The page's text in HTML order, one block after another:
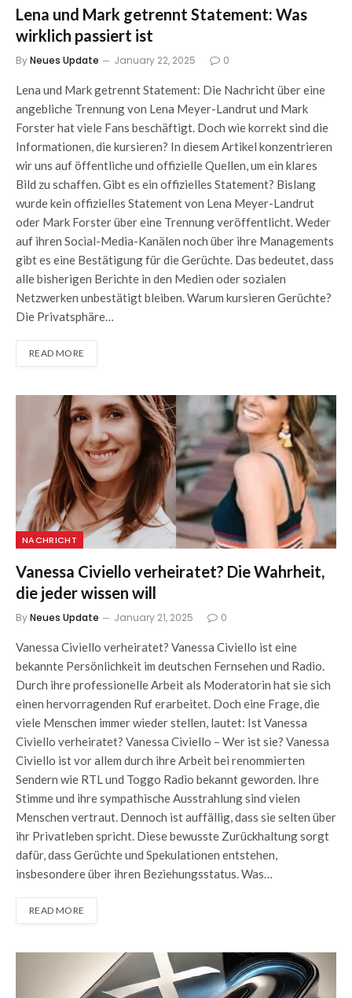
Lena und Mark getrennt Statement: Was
wirklich passiert ist
ByNeues Update January 22, 2025 0
Lena und Mark getrennt Statement: Die Nachricht über eine
angebliche Trennung von Lena Meyer-Landrut und Mark
Forster hat viele Fans beschäftigt. Doch wie korrekt sind die
Informationen, die kursieren? In diesem Artikel konzentrieren
wir uns auf öffentliche und offizielle Quellen, um ein klares
Bild zu schaffen. Gibt es ein offizielles Statement? Bislang
wurde kein offizielles Statement von Lena Meyer-Landrut
oder Mark Forster über eine Trennung veröffentlicht. Weder
auf ihren Social-Media-Kanälen noch über ihre Managements
gibt es eine Bestätigung für die Gerüchte. Das bedeutet, dass
alle bisherigen Berichte in den Medien oder sozialen
Netzwerken unbestätigt bleiben. Warum kursieren Gerüchte?
Die Privatsphäre…
READ MORE
NACHRICHT
Vanessa Civiello verheiratet? Die Wahrheit,
die jeder wissen will
ByNeues Update January 21, 2025 0
Vanessa Civiello verheiratet? Vanessa Civiello ist eine
bekannte Persönlichkeit im deutschen Fernsehen und Radio.
Durch ihre professionelle Arbeit als Moderatorin hat sie sich
einen hervorragenden Ruf erarbeitet. Doch eine Frage, die
viele Menschen immer wieder stellen, lautet: Ist Vanessa
Civiello verheiratet? Vanessa Civiello – Wer ist sie? Vanessa
Civiello ist vor allem durch ihre Arbeit bei renommierten
Sendern wie RTL und Toggo Radio bekannt geworden. Ihre
Stimme und ihre sympathische Ausstrahlung sind vielen
Menschen vertraut. Dennoch ist auffällig, dass sie selten über
ihr Privatleben spricht. Diese bewusste Zurückhaltung sorgt
dafür, dass Gerüchte und Spekulationen entstehen,
insbesondere über ihren Beziehungsstatus. Was…
READ MORE